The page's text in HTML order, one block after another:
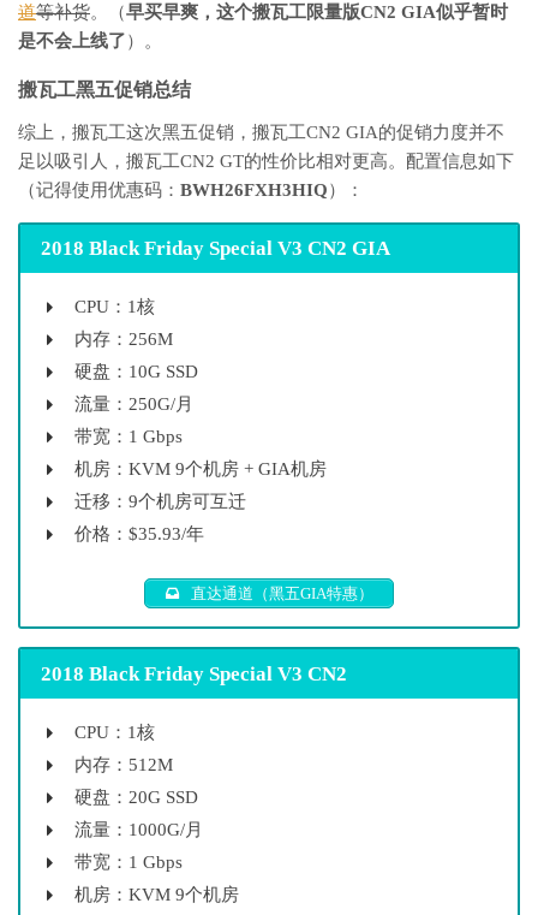
道等补货。（早买早爽，这个搬瓦工限量版CN2 GIA似乎暂时
是不会上线了）。
搬瓦工黑五促销总结
综上，搬瓦工这次黑五促销，搬瓦工CN2 GIA的促销力度并不
足以吸引人，搬瓦工CN2 GT的性价比相对更高。配置信息如下
（记得使用优惠码： BWH26FXH3HIQ）：
2018 Black Friday Special V3 CN2 GIA
CPU：1核
内存：256M
硬盘：10G SSD
流量：250G/月
带宽：1 Gbps
机房：KVM 9个机房 + GIA机房
迁移：9个机房可互迁
价格：$35.93/年
直达通道（黑五GIA特惠）
2018 Black Friday Special V3 CN2
CPU：1核
内存：512M
硬盘：20G SSD
流量：1000G/月
带宽：1 Gbps
机房：KVM 9个机房